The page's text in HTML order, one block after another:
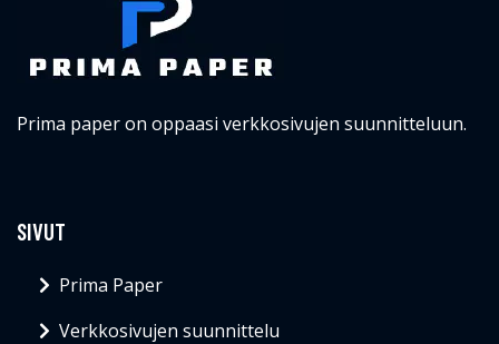
Prima paper on oppaasi verkkosivujen suunnitteluun.
SIVUT
Prima Paper
Verkkosivujen suunnittelu